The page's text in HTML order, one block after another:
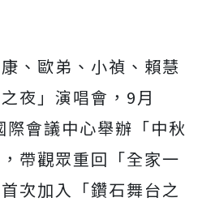
、歐弟、小禎、賴慧
夜」演唱會， 9月
際會議中心舉辦「中秋
帶觀眾重回「全家一
次加入「鑽石舞台之